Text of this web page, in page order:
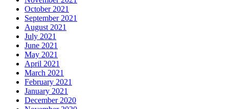
October 2021
September 2021
August 2021
July 2021
June 2021
May 2021
April 2021
March 2021
February 2021
January 2021
December 2020